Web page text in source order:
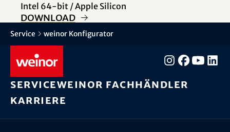
Intel 64-bit / Apple Silicon
Download
Service weinor Konfigurator
Serviceweinor Fachhändler
Karriere